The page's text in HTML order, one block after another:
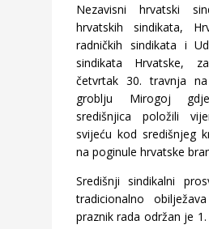
Nezavisni hrvatski
hrvatskih sindikata,
radničkih sindikata i
sindikata Hrvatske,
četvrtak 30. travnja na
groblju Mirogoj
središnjica položili
svijeću kod središnjeg
na poginule hrvatske
Središnji sindikalni
tradicionalno
praznik rada održan je